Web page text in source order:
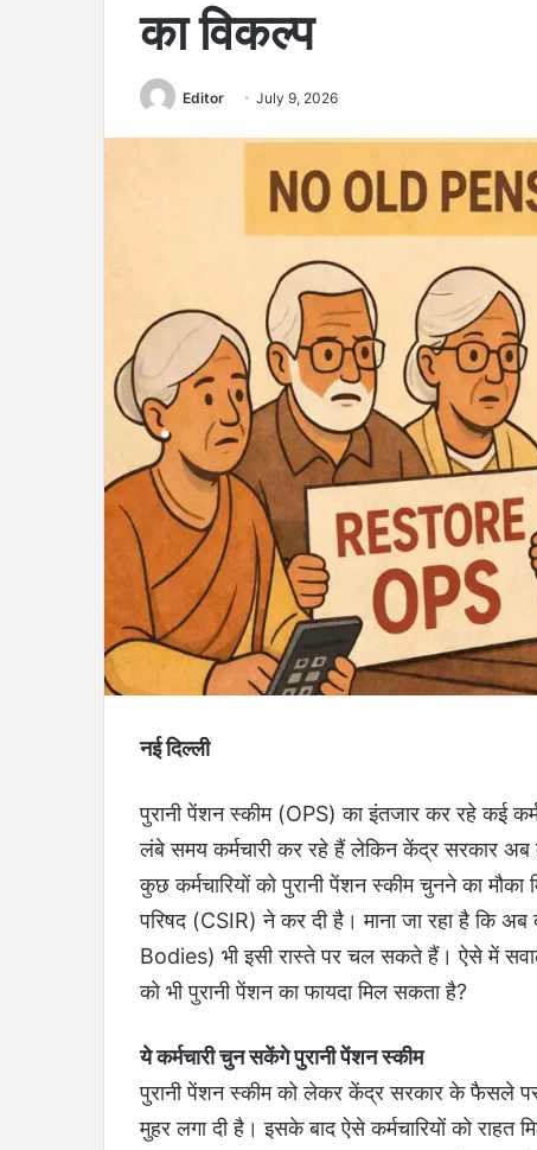
का विकल्प
Editor July 9, 2026
नई दिल्ली
पुरानी पेंशन स्कीम (OPS) का इंतजार कर रहे कई
लंबे समय कर्मचारी कर रहे हैं लेकिन केंद्र सरकार
कुछ कर्मचारियों को पुरानी पेंशन स्कीम चुनने का
परिषद (CSIR) ने कर दी है। माना जा रहा है कि
Bodies) भी इसी रास्ते पर चल सकते हैं। ऐसे में
को भी पुरानी पेंशन का फायदा मिल सकता है?
ये कर्मचारी चुन सकेंगे पुरानी पेंशन स्कीम
पुरानी पेंशन स्कीम को लेकर केंद्र सरकार के फैसले
मुहर लगा दी है। इसके बाद ऐसे कर्मचारियों को राहत